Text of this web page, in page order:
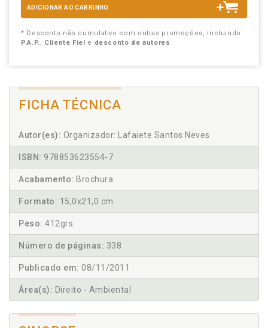
ADICIONAR AO CARRINHO
* Desconto não cumulativo com outras promoções, incluindo
P.A.P., Cliente Fiel e desconto de autores
FICHA TÉCNICA
Autor(es): Organizador: Lafaiete Santos Neves
ISBN: 978853623554-7
Acabamento: Brochura
Formato: 15,0x21,0 cm
Peso: 412grs.
Número de páginas: 338
Publicado em: 08/11/2011
Área(s): Direito - Ambiental